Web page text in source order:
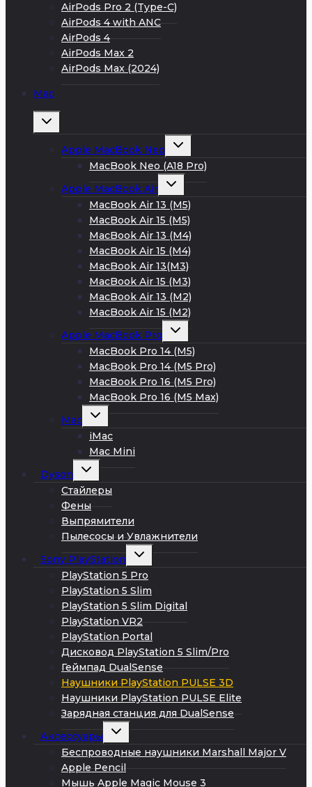
AirPods Pro 2 (Type-C)
AirPods 4 with ANC
AirPods 4
AirPods Max 2
AirPods Max (2024)
Mac
Развернуть
Apple MacBook Neo
Развернуть
меню
MacBook Neo (A18 Pro)
Apple MacBook Air
Развернуть
меню
MacBook Air 13 (M5)
MacBook Air 15 (M5)
MacBook Air 13 (M4)
MacBook Air 15 (M4)
MacBook Air 13(M3)
MacBook Air 15 (M3)
MacBook Air 13 (M2)
MacBook Air 15 (M2)
Apple MacBook Pro
Развернуть
меню
MacBook Pro 14 (M5)
MacBook Pro 14 (M5 Pro)
MacBook Pro 16 (M5 Pro)
MacBook Pro 16 (M5 Max)
Mac
Развернуть
меню
iMac
Mac Mini
Dyson
Развернуть
меню
Стайлеры
Фены
Выпрямители
Пылесосы и Увлажнители
Sony PlayStation
Развернуть
меню
PlayStation 5 Pro
PlayStation 5 Slim
PlayStation 5 Slim Digital
PlayStation VR2
PlayStation Portal
Дисковод PlayStation 5 Slim/Pro
Геймпад DualSense
Наушники PlayStation PULSE 3D
Наушники PlayStation PULSE Elite
Зарядная станция для DualSense
Аксессуары
Развернуть
меню
Беспроводные наушники Marshall Major V
Apple Pencil
Мышь Apple Magic Mouse 3